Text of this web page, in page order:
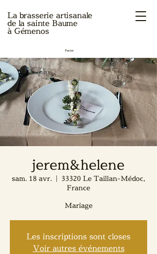
La brasserie artisanale
de la sainte Baume
à Gémenos
Panier
jerem&helene
sam. 18 avr.
  |
33320 Le Taillan-Médoc,
France
Mariage
Les inscriptions sont closes
Voir autres événements